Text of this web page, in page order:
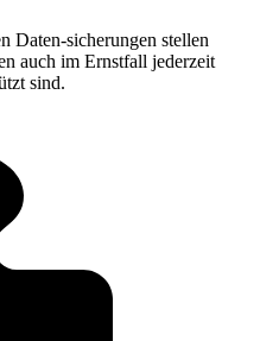
Daten-sicherungen stellen
auch im Ernstfall jederzeit
sind.